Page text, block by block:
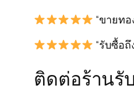
“ขายท
“รับซื้อ
ติดต่อร้านรั